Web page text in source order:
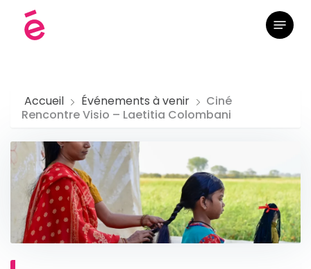
Menu
Accueil Événements à venir
Ciné
Rencontre Visio – Laetitia Colombani